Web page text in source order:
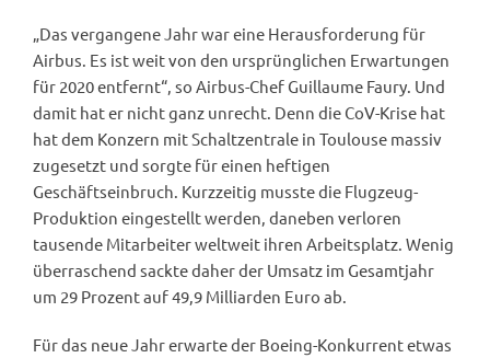
„Das vergangene Jahr war eine Herausforderung für
Airbus. Es ist weit von den ursprünglichen Erwartungen
für 2020 entfernt“, so Airbus-Chef Guillaume Faury. Und
damit hat er nicht ganz unrecht. Denn die CoV-Krise hat
hat dem Konzern mit Schaltzentrale in Toulouse massiv
zugesetzt und sorgte für einen heftigen
Geschäftseinbruch. Kurzzeitig musste die Flugzeug-
Produktion eingestellt werden, daneben verloren
tausende Mitarbeiter weltweit ihren Arbeitsplatz. Wenig
überraschend sackte daher der Umsatz im Gesamtjahr
um 29 Prozent auf 49,9 Milliarden Euro ab.
Für das neue Jahr erwarte der Boeing-Konkurrent etwas